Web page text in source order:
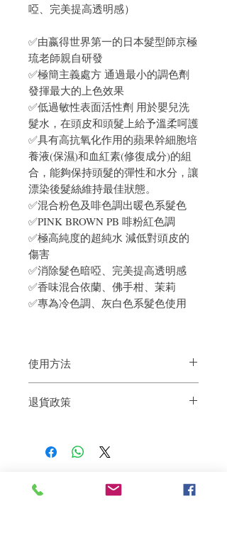
啞、完美提高透明感）
✅由嬴得世界第一的日本髮型師京極
琉老師親自研發
✅極簡主義處方 通過最小的調色劑
發揮最大的上色效果
✅低過敏性表面活性劑 用於嬰兒洗
髮水，在頭皮和頭髮上給予溫柔呵護
✅具有高抗氧化作用的蘋果幹細胞培
養液(保濕)和血紅素(修復成分)的組
合，能夠保持頭髮的彈性和水分，讓
漂染後髮絲維持最佳狀態。
✅混合粉色及啡色調出暖色系髮色
✅PINK BROWN PB 啡粉紅色調
✅極高純度的超純水 減低對頭皮的
傷害
✅消除髮色暗啞、完美提高透明感
✅香味混合依蘭、佛手柑、茉莉
✅專為冷色調、灰白色系髮色使用
使用方法
2. 取適當的用量，均勻搽上
3. 停放1 - 2分鐘後，徹底沖洗
退貨政策
到我們的產品後的前7天內通過電子郵件
費。謝謝。
Related Products